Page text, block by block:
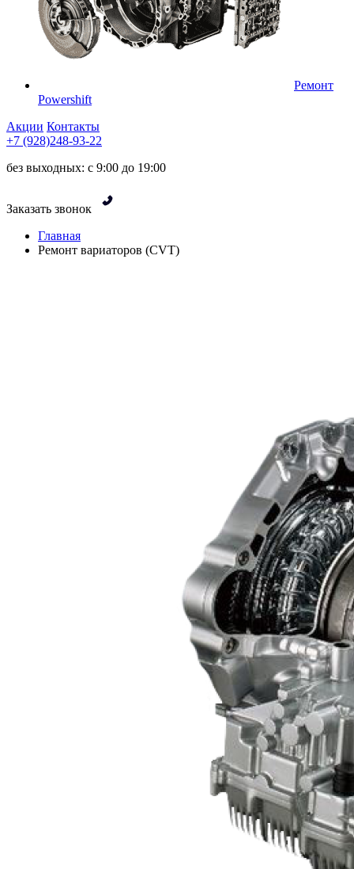
Ремонт
Powershift
Акции Контакты
+7 (928)248-93-22
без выходных: с 9:00 до 19:00
Заказать звонок
Главная
Ремонт вариаторов (CVT)